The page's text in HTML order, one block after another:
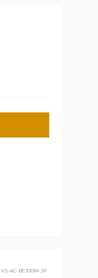
VS-AC-BC100M-JP